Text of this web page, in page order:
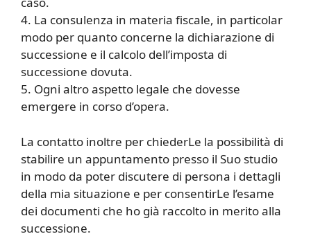
4. La consulenza in materia fiscale, in particolar
modo per quanto concerne la dichiarazione di
successione e il calcolo dell’imposta di
successione dovuta.
5. Ogni altro aspetto legale che dovesse
emergere in corso d’opera.
La contatto inoltre per chiederLe la possibilità di
stabilire un appuntamento presso il Suo studio
in modo da poter discutere di persona i dettagli
della mia situazione e per consentirLe l’esame
dei documenti che ho già raccolto in merito alla
successione.